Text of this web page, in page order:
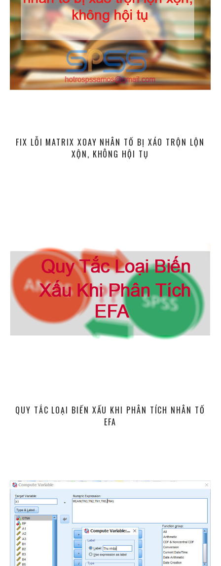
FIX LỖI MATRIX XOAY NHÂN TỐ BỊ XÁO TRỘN LỘN
XỘN, KHÔNG HỘI TỤ
QUY TẮC LOẠI BIẾN XẤU KHI PHÂN TÍCH NHÂN TỐ
EFA